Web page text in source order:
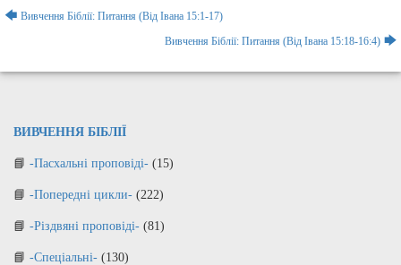
Навігація
🡄 Вивчення Біблії: Питання (Від Івана 15:1-17)
Вивчення Біблії: Питання (Від Івана 15:18-16:4) 🡆
ВИВЧЕННЯ БІБЛІЇ
-Пасхальні проповіді- (15)
-Попередні цикли- (222)
-Різдвяні проповіді- (81)
-Спеціальні- (130)